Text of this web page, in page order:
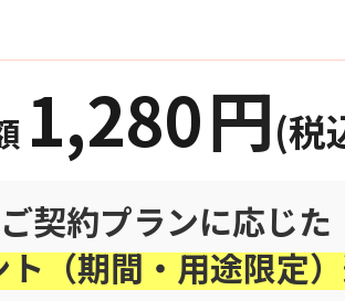
1,280円(税
ご契約プランに応じた
（期間・用途限定